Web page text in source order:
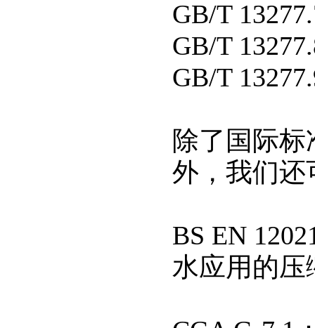
GB/T
GB/T
GB/T
除了国际标
外，我们还
BS EN
水应用的压